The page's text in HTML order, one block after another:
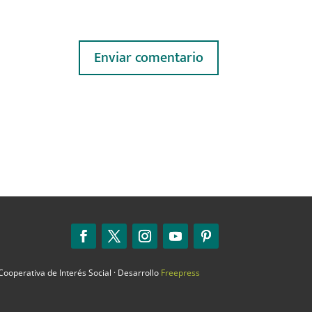
de Interés Social · Desarrollo Freepress